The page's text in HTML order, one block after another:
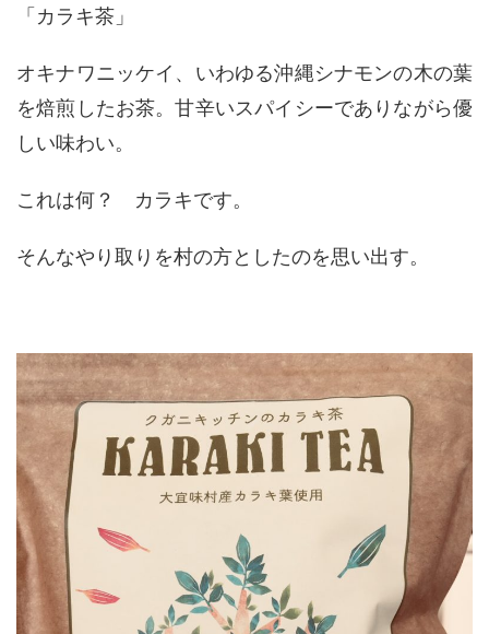
「カラキ茶」
オキナワニッケイ、いわゆる沖縄シナモンの木の葉
を焙煎したお茶。甘辛いスパイシーでありながら優
しい味わい。
これは何？ カラキです。
そんなやり取りを村の方としたのを思い出す。